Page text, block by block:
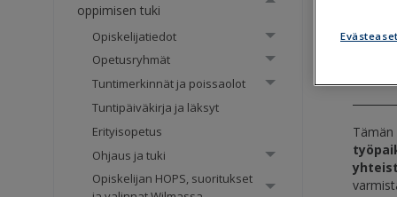
oppimisen tuki
Opiskelijatiedot
Opetusryhmät
Tuntimerkinnät ja poissaolot
Tuntipäiväkirja ja läksyt
Erityisopetus
Ohjaus ja tuki
Opiskelijan HOPS, suoritukset